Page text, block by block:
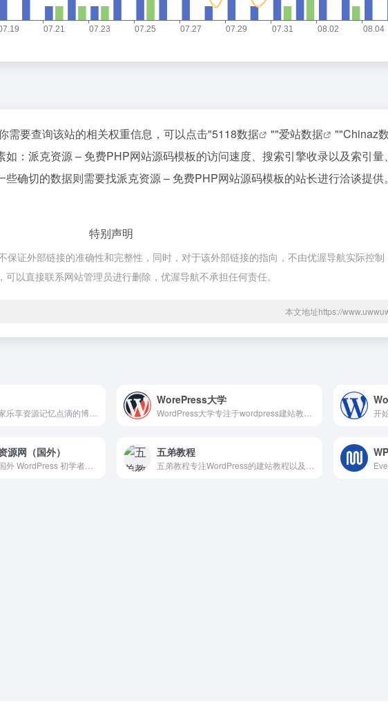
需要查询该站的相关权重信息，可以点击"5118数据 ""爱站数据 ""Chinaz
：派克资源 – 免费PHP网站源码模板的访问速度、搜索引擎收录以及索引
确切的数据则需要找派克资源 – 免费PHP网站源码模板的站长进行洽谈提
特别声明
证外部链接的准确性和完整性，同时，对于该外部链接的指向，不由优渥导航实际控
以直接联系网站管理员进行删除，优渥导航不承担任何责任。
本文地址https://
WorePress大学
网（国外） 五弟教程